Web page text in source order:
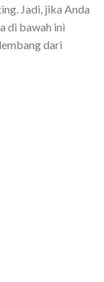
Jadi, jika Anda
di bawah ini
dari